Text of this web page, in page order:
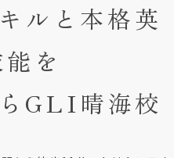
ルと 本格英
を
GLI晴海校